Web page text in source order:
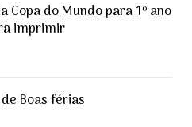
Copa do Mundo para 1º ano
imprimir
Boas férias